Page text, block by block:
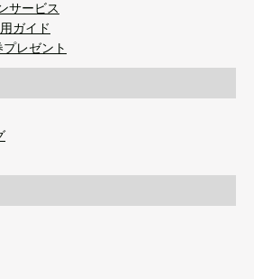
サービス
ガイド
レゼント